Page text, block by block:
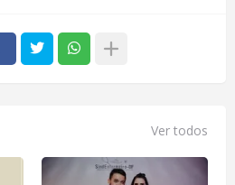
Ver todos